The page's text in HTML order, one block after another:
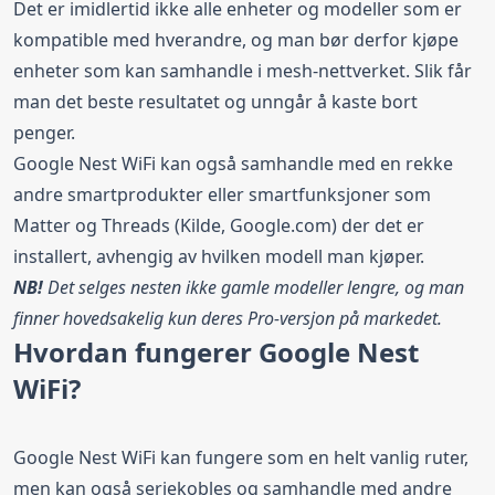
Det er imidlertid ikke alle enheter og modeller som er
kompatible med hverandre, og man bør derfor kjøpe
enheter som kan samhandle i mesh-nettverket. Slik får
man det beste resultatet og unngår å kaste bort
penger.
Google Nest WiFi kan også samhandle med en rekke
andre smartprodukter eller smartfunksjoner som
Matter og Threads (Kilde, Google.com) der det er
installert, avhengig av hvilken modell man kjøper.
NB!Det selges nesten ikke gamle modeller lengre, og man
finner hovedsakelig kun deres Pro-versjon på markedet.
Hvordan fungerer Google Nest
WiFi?
Google Nest WiFi kan fungere som en helt vanlig ruter,
men kan også seriekobles og samhandle med andre